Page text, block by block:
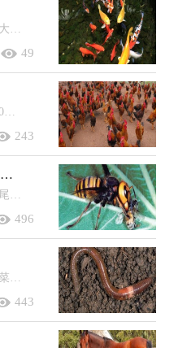
49
243
虎头蜂有几种 虎头蜂和蜜蜂的区别
496
443